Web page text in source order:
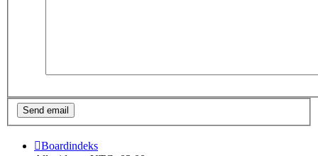
Boardindeks